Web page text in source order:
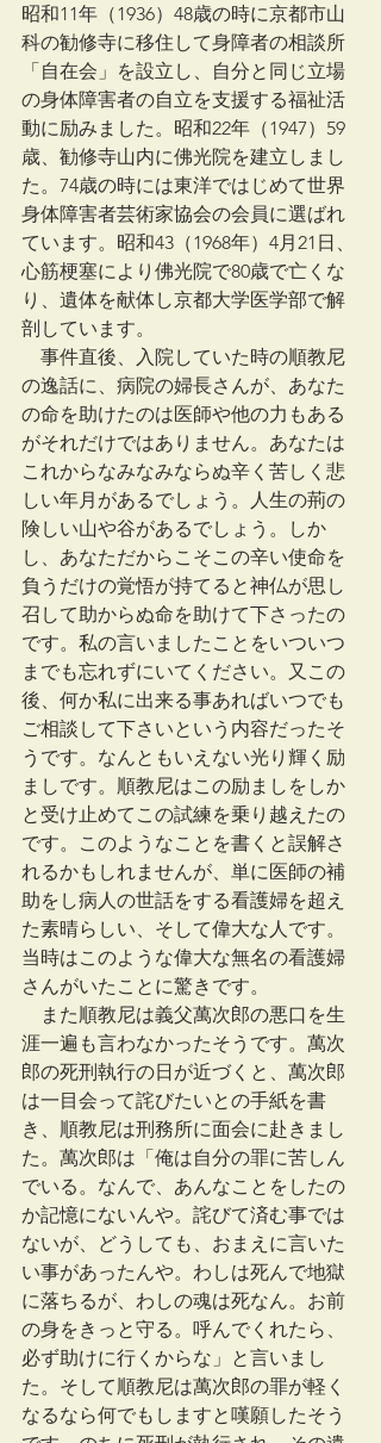
昭和11年（1936）48歳の時に京都市山
科の勧修寺に移住して身障者の相談所
「自在会」を設立し、自分と同じ立場
の身体障害者の自立を支援する福祉活
動に励みました。昭和22年（1947）59
歳、勧修寺山内に佛光院を建立しまし
た。74歳の時には東洋ではじめて世界
身体障害者芸術家協会の会員に選ばれ
ています。昭和43（1968年）4月21日、
心筋梗塞により佛光院で80歳で亡くな
り、遺体を献体し京都大学医学部で解
剖しています。
事件直後、入院していた時の順教尼
の逸話に、病院の婦長さんが、あなた
の命を助けたのは医師や他の力もある
がそれだけではありません。あなたは
これからなみなみならぬ辛く苦しく悲
しい年月があるでしょう。人生の荊の
険しい山や谷があるでしょう。しか
し、あなただからこそこの辛い使命を
負うだけの覚悟が持てると神仏が思し
召して助からぬ命を助けて下さったの
です。私の言いましたことをいついつ
までも忘れずにいてください。又この
後、何か私に出来る事あればいつでも
ご相談して下さいという内容だったそ
うです。なんともいえない光り輝く励
ましです。順教尼はこの励ましをしか
と受け止めてこの試練を乗り越えたの
です。このようなことを書くと誤解さ
れるかもしれませんが、単に医師の補
助をし病人の世話をする看護婦を超え
た素晴らしい、そして偉大な人です。
当時はこのような偉大な無名の看護婦
さんがいたことに驚きです。
また順教尼は義父萬次郎の悪口を生
涯一遍も言わなかったそうです。萬次
郎の死刑執行の日が近づくと、萬次郎
は一目会って詫びたいとの手紙を書
き、順教尼は刑務所に面会に赴きまし
た。萬次郎は「俺は自分の罪に苦しん
でいる。なんで、あんなことをしたの
か記憶にないんや。詫びて済む事では
ないが、どうしても、おまえに言いた
い事があったんや。わしは死んで地獄
に落ちるが、わしの魂は死なん。お前
の身をきっと守る。呼んでくれたら、
必ず助けに行くからな」と言いまし
た。そして順教尼は萬次郎の罪が軽く
なるなら何でもしますと嘆願したそう